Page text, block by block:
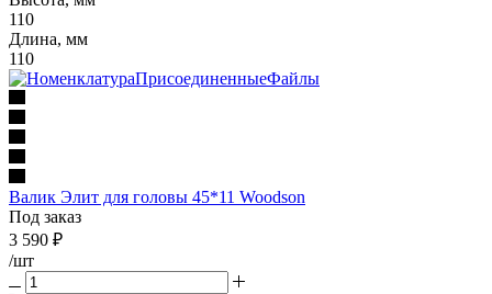
110
Длина, мм
110
Валик Элит для головы 45*11 Woodson
Под заказ
3 590 ₽
/шт